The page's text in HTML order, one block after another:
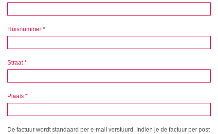
Huisnummer *
Straat*
Plaats *
De factuur wordt standaard per e-mail verstuurd. Indien je de factuur per post